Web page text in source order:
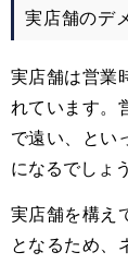
実店舗のデ
実店舗は営業
れています。
で遠い、とい
になるでしょう
実店舗を構え
となるため、